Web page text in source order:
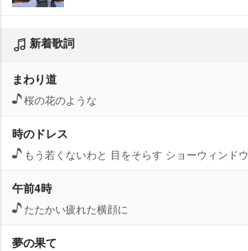
新着歌詞
まわり道
桜の花のような
時のドレス
もう若くないわと 目をそらす ショーウィンドウ
午前4時
たたかい疲れた横顔に
夢の果て